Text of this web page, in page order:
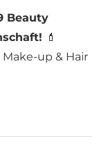
Beauty
💄
up & Hair